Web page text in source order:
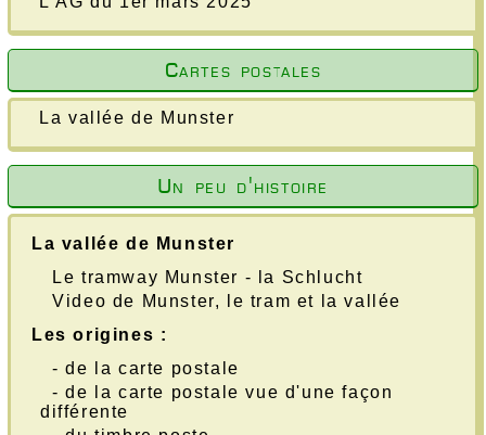
Cartes postales
La vallée de Munster
Un peu d'histoire
La vallée de Munster
Le tramway Munster - la Schlucht
Video de Munster, le tram et la vallée
Les origines :
- de la carte postale
- de la carte postale vue d'une façon
différente